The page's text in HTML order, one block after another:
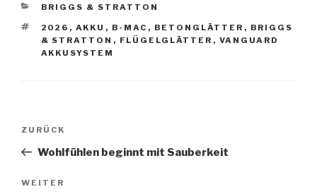
KATEGORIEN
BRIGGS & STRATTON
SCHLAGWÖRTER
2026 , AKKU , B-MAC , BETONGLÄTTER , BRIGGS
& STRATTON , FLÜGELGLÄTTER , VANGUARD
AKKUSYSTEM
Beitragsnavigation
Vorheriger
Beitrag
ZURÜCK
Wohlfühlen beginnt mit Sauberkeit
Nächster
WEITER